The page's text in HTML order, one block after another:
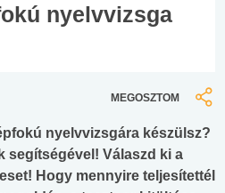
nyelvvizsga
MEGOSZTOM
nyelvvizsgára készülsz?
segítségével! Válaszd ki a
Hogy mennyire teljesítettél